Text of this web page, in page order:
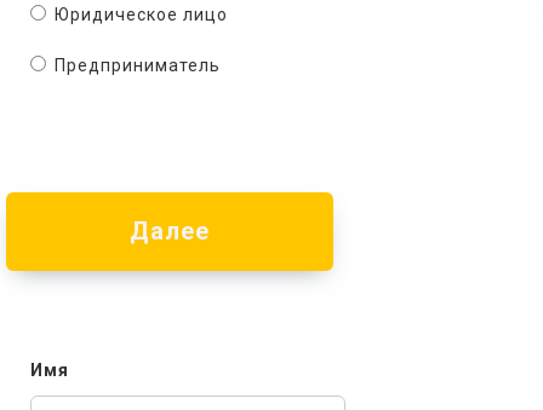
Юридическое лицо
Предприниматель
Далее
Имя